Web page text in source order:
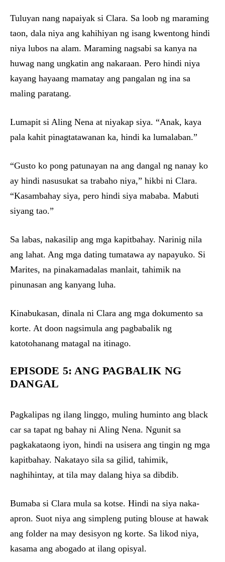
Tuluyan nang napaiyak si Clara. Sa loob ng maraming
taon, dala niya ang kahihiyan ng isang kwentong hindi
niya lubos na alam. Maraming nagsabi sa kanya na
huwag nang ungkatin ang nakaraan. Pero hindi niya
kayang hayaang mamatay ang pangalan ng ina sa
maling paratang.
Lumapit si Aling Nena at niyakap siya. “Anak, kaya
pala kahit pinagtatawanan ka, hindi ka lumalaban.”
“Gusto ko pong patunayan na ang dangal ng nanay ko
ay hindi nasusukat sa trabaho niya,” hikbi ni Clara.
“Kasambahay siya, pero hindi siya mababa. Mabuti
siyang tao.”
Sa labas, nakasilip ang mga kapitbahay. Narinig nila
ang lahat. Ang mga dating tumatawa ay napayuko. Si
Marites, na pinakamadalas manlait, tahimik na
pinunasan ang kanyang luha.
Kinabukasan, dinala ni Clara ang mga dokumento sa
korte. At doon nagsimula ang pagbabalik ng
katotohanang matagal na itinago.
EPISODE 5: ANG PAGBALIK NG
DANGAL
Pagkalipas ng ilang linggo, muling huminto ang black
car sa tapat ng bahay ni Aling Nena. Ngunit sa
pagkakataong iyon, hindi na usisera ang tingin ng mga
kapitbahay. Nakatayo sila sa gilid, tahimik,
naghihintay, at tila may dalang hiya sa dibdib.
Bumaba si Clara mula sa kotse. Hindi na siya naka-
apron. Suot niya ang simpleng puting blouse at hawak
ang folder na may desisyon ng korte. Sa likod niya,
kasama ang abogado at ilang opisyal.